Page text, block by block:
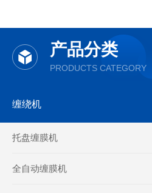
产品分类
PRODUCTS CATEGORY
缠绕机
托盘缠膜机
全自动缠膜机